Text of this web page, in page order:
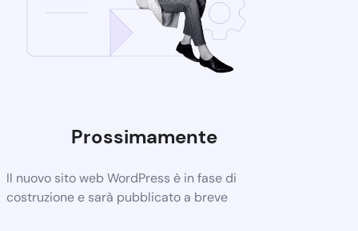
Prossimamente
Il nuovo sito web WordPress è in fase di
costruzione e sarà pubblicato a breve